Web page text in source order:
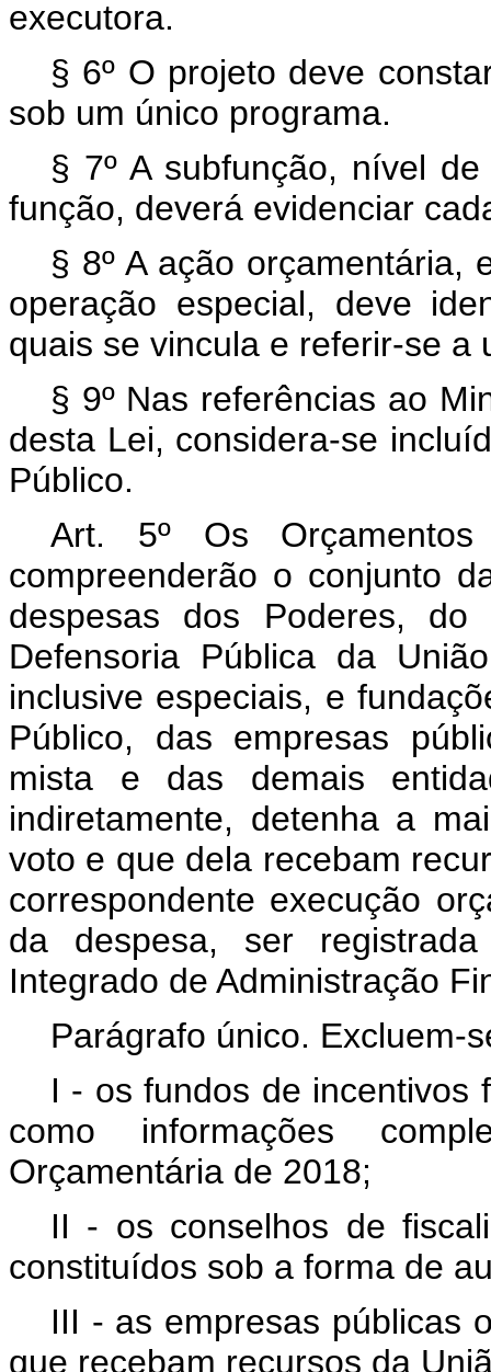
executora.
§ 6º O projeto deve
sob um único programa.
§ 7º A subfunção, nível
função, deverá evidenciar
§ 8º A ação orçamentária,
operação especial, deve
quais se vincula e referir-se a
§ 9º Nas referências ao
desta Lei, considera-se
Público.
Art. 5º Os
compreenderão o conjunto
despesas dos Poderes,
Defensoria Pública da
inclusive especiais, e
Público, das empresas
mista e das demais
indiretamente, detenha a
voto e que dela recebam
correspondente execução
da despesa, ser
Integrado de Administração
Parágrafo único. Excluem-
I - os fundos de incentivos
como informações
Orçamentária de 2018;
II - os conselhos de
constituídos sob a forma de
III - as empresas públicas
que recebam recursos da